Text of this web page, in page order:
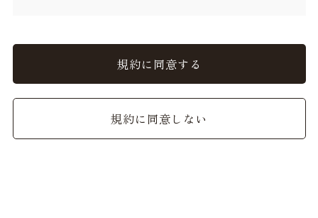
1. 当社は、会員の了承を得ることなく本規約を随時変更す
ることができるものとし、会員はこれを承諾します。
2. 前項の変更については、当サイト上に1ヵ月間表示した
時点で、全ての会員が了承したものとみなします。
会員のみなさまへの通知規約に同意しない
規約に同意する